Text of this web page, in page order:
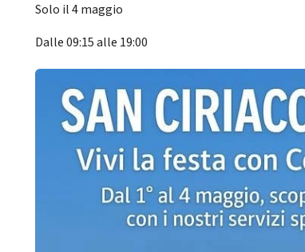
Solo il 4 maggio
Dalle 09:15 alle 19:00